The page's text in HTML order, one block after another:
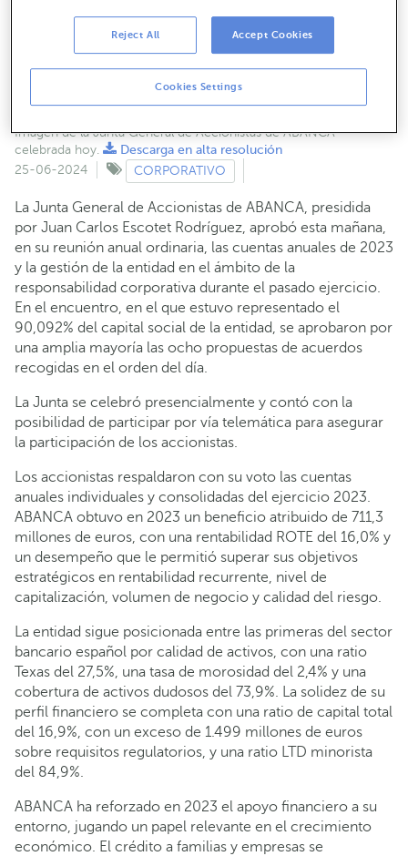
Imagen de la Junta General de Accionistas de ABANCA
celebrada hoy.
Descarga en alta resolución
25-06-2024
CORPORATIVO
La Junta General de Accionistas de ABANCA, presidida
por Juan Carlos Escotet Rodríguez, aprobó esta mañana,
en su reunión anual ordinaria, las cuentas anuales de 2023
y la gestión de la entidad en el ámbito de la
responsabilidad corporativa durante el pasado ejercicio.
En el encuentro, en el que estuvo representado el
90,092% del capital social de la entidad, se aprobaron por
una amplia mayoría las ocho propuestas de acuerdos
recogidas en el orden del día.
La Junta se celebró presencialmente y contó con la
posibilidad de participar por vía telemática para asegurar
la participación de los accionistas.
Los accionistas respaldaron con su voto las cuentas
anuales individuales y consolidadas del ejercicio 2023.
ABANCA obtuvo en 2023 un beneficio atribuido de 711,3
millones de euros, con una rentabilidad ROTE del 16,0% y
un desempeño que le permitió superar sus objetivos
estratégicos en rentabilidad recurrente, nivel de
capitalización, volumen de negocio y calidad del riesgo.
La entidad sigue posicionada entre las primeras del sector
bancario español por calidad de activos, con una ratio
Texas del 27,5%, una tasa de morosidad del 2,4% y una
cobertura de activos dudosos del 73,9%. La solidez de su
perfil financiero se completa con una ratio de capital total
del 16,9%, con un exceso de 1.499 millones de euros
sobre requisitos regulatorios, y una ratio LTD minorista
del 84,9%.
ABANCA ha reforzado en 2023 el apoyo financiero a su
entorno, jugando un papel relevante en el crecimiento
económico. El crédito a familias y empresas se
Cookies Settings
Reject All Accept Cookies